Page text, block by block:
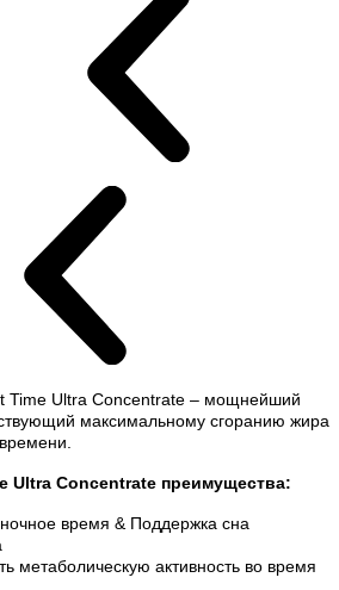
Time Ultra Concentrate – мощнейший
максимальному сгоранию жира
Ultra Concentrate преимущества:
время & Поддержка сна
метаболическую активность во время